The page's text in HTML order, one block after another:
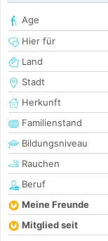
Age
Hier für
Land
Stadt
Herkunft
Familienstand
Bildungsniveau
Rauchen
Beruf
Meine Freunde
Mitglied seit